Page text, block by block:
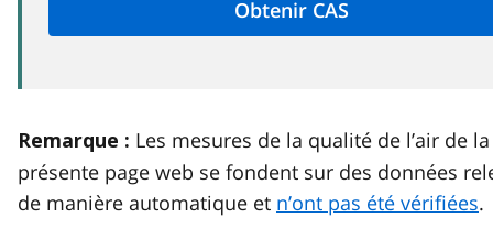
Remarque : Les mesures de la qualité de l’air de la
présente page web se fondent sur des données
de manière automatique et n’ont pas été vérifiées.